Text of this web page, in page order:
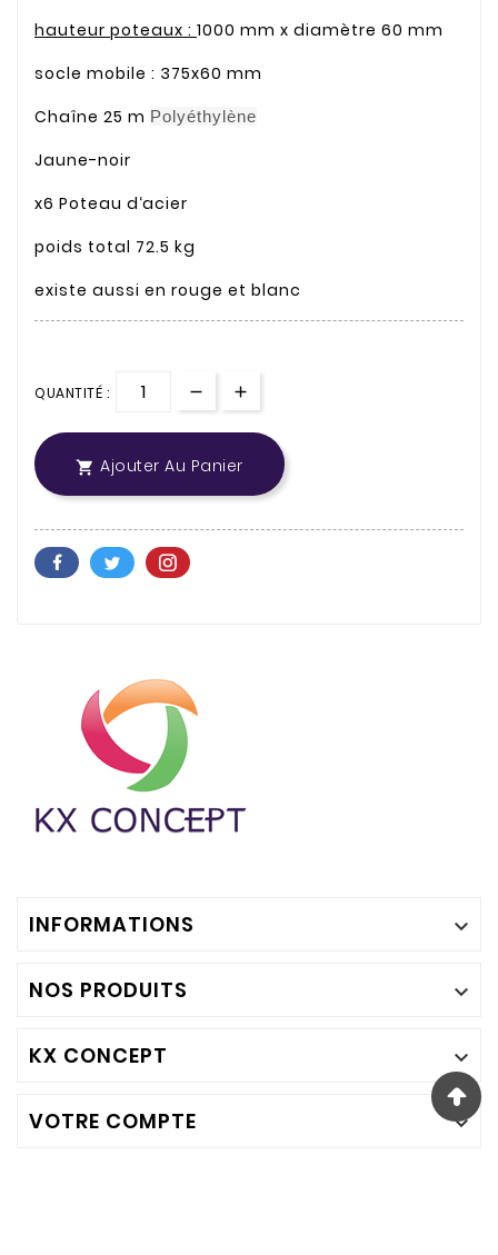
hauteur poteaux : 1000 mm x diamètre 60 mm
socle mobile : 375x60 mm
Chaîne 25 m Polyéthylène
Jaune-noir
x6 Poteau d‘acier
poids total 72.5 kg
existe aussi en rouge et blanc
QUANTITÉ :
 Ajouter Au Panier
INFORMATIONS 
NOS PRODUITS 
KX CONCEPT 
VOTRE COMPTE 